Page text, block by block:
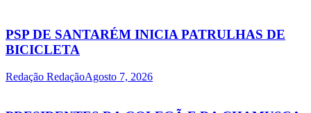
PSP DE SANTARÉM INICIA PATRULHAS DE
BICICLETA
Redação RedaçãoAgosto 7, 2026